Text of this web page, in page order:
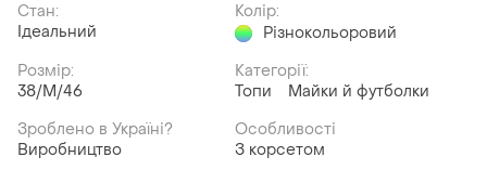
Стан:
Ідеальний
Колір:
Різнокольоровий
Розмір:
38/M/46
Категорії:
Топи
Майки й футболки
Зроблено в Україні?
Виробництво
Особливості
З корсетом